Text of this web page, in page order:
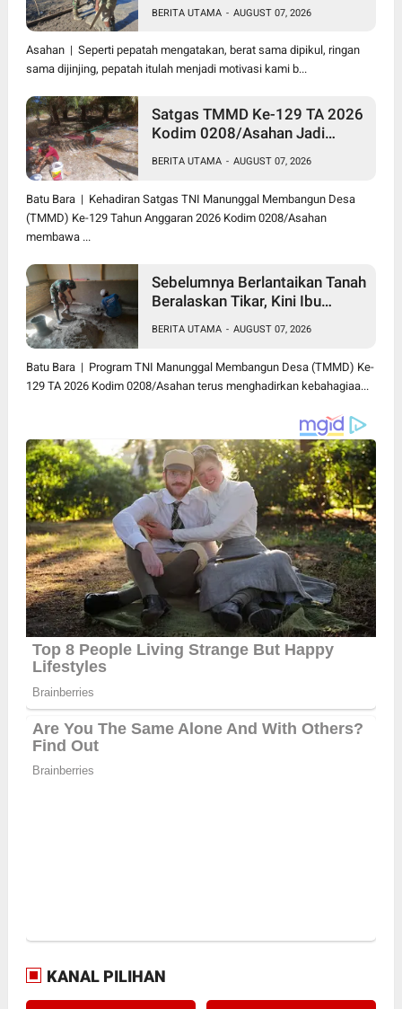
(Cor) Bangun Rumah Warga
BERITA UTAMA - AUGUST 07, 2026
Asahan | Seperti pepatah mengatakan, berat sama dipikul, ringan
sama dijinjing, pepatah itulah menjadi motivasi kami b...
Satgas TMMD Ke-129 TA 2026
Kodim 0208/Asahan Jadi
Maghribi yang Mulai Rapuh
BERITA UTAMA - AUGUST 07, 2026
Batu Bara | Kehadiran Satgas TNI Manunggal Membangun Desa
(TMMD) Ke-129 Tahun Anggaran 2026 Kodim 0208/Asahan
membawa ...
Sebelumnya Berlantaikan Tanah
Beralaskan Tikar, Kini Ibu
yang Layak Berkat Satgas
TMMD Ke-129 Kodim
0208/Asahan
BERITA UTAMA - AUGUST 07, 2026
Batu Bara | Program TNI Manunggal Membangun Desa (TMMD) Ke-
129 TA 2026 Kodim 0208/Asahan terus menghadirkan kebahagiaa...
KANAL PILIHAN